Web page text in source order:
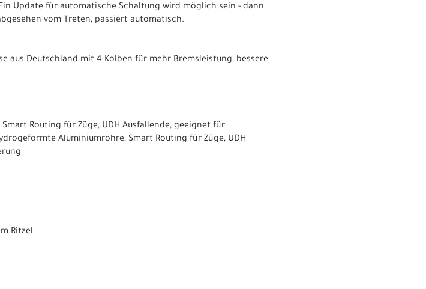
Update für automatische Schaltung wird möglich sein - dann
vom Treten, passiert automatisch.
aus Deutschland mit 4 Kolben für mehr Bremsleistung, bessere
Routing für Züge, UDH Ausfallende, geeignet für
Aluminiumrohre, Smart Routing für Züge, UDH
Ritzel